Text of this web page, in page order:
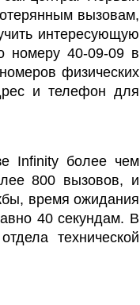
вызовам,
интересующую
номеру 40-09-09 в
физических
и телефон для
Infinity более чем
800 вызовов, и
время ожидания
40 секундам. В
технической